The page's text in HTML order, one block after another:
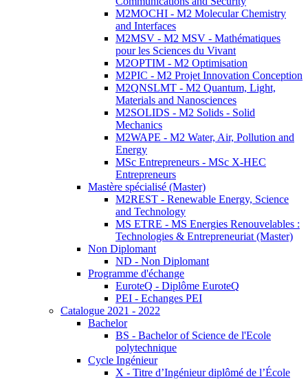
M2MOCHI - M2 Molecular Chemistry
and Interfaces
M2MSV - M2 MSV - Mathématiques
pour les Sciences du Vivant
M2OPTIM - M2 Optimisation
M2PIC - M2 Projet Innovation Conception
M2QNSLMT - M2 Quantum, Light,
Materials and Nanosciences
M2SOLIDS - M2 Solids - Solid
Mechanics
M2WAPE - M2 Water, Air, Pollution and
Energy
MSc Entrepreneurs - MSc X-HEC
Entrepreneurs
Mastère spécialisé (Master)
M2REST - Renewable Energy, Science
and Technology
MS ETRE - MS Energies Renouvelables :
Technologies & Entrepreneuriat (Master)
Non Diplomant
ND - Non Diplomant
Programme d'échange
EuroteQ - Diplôme EuroteQ
PEI - Echanges PEI
Catalogue 2021 - 2022
Bachelor
BS - Bachelor of Science de l'Ecole
polytechnique
Cycle Ingénieur
X - Titre d’Ingénieur diplômé de l’École